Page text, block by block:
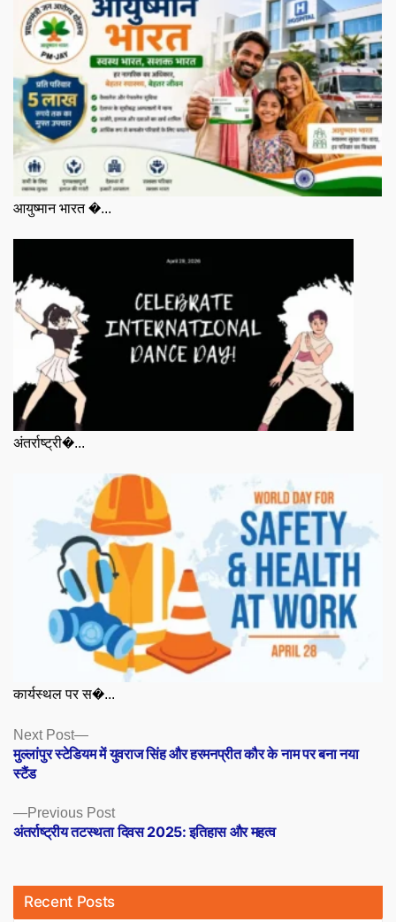
आयुष्मान भारत �...
अंतर्राष्ट्री�...
कार्यस्थल पर स�...
Posts
navigation
Previous PostPrevious
post:
अंतर्राष्ट्रीय तटस्थता दिवस 2025: इतिहास और महत्व
Next Post
Next
post:
मुल्लांपुर स्टेडियम में युवराज सिंह और हरमनप्रीत कौर के नाम पर बना नया
स्टैंड
Recent Posts